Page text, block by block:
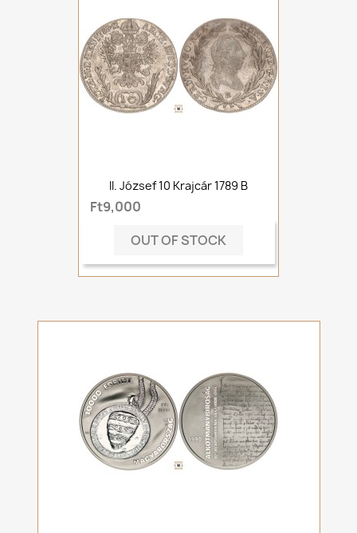
II. József 10 Krajcár 1789 B
Ft9,000
OUT OF STOCK